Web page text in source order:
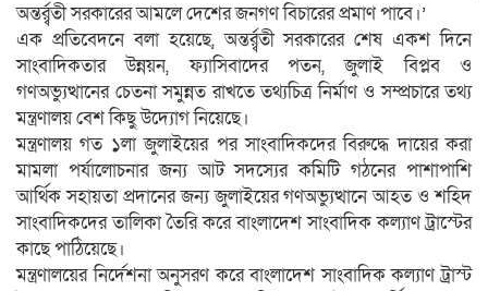
অন্তর্র্বতী সরকারের আমলে দেশের জনগণ বিচারের প্রমাণ পাবে।’
এক প্রতিবেদনে বলা হয়েছে, অন্তর্র্বতী সরকারের শেষ একশ দিনে
সাংবাদিকতার উন্নয়ন, ফ্যাসিবাদের পতন, জুলাই বিপ্লব ও
গণঅভ্যুত্থানের চেতনা সমুন্নত রাখতে তথ্যচিত্র নির্মাণ ও সম্প্রচারে তথ্য
মন্ত্রণালয় বেশ কিছু উদ্যোগ নিয়েছে।
মন্ত্রণালয় গত ১লা জুলাইয়ের পর সাংবাদিকদের বিরুদ্ধে দায়ের করা
মামলা পর্যালোচনার জন্য আট সদস্যের কমিটি গঠনের পাশাপাশি
আর্থিক সহায়তা প্রদানের জন্য জুলাইয়ের গণঅভ্যুত্থানে আহত ও শহিদ
সাংবাদিকদের তালিকা তৈরি করে বাংলাদেশ সাংবাদিক কল্যাণ ট্রাস্টের
কাছে পাঠিয়েছে।
মন্ত্রণালয়ের নির্দেশনা অনুসরণ করে বাংলাদেশ সাংবাদিক কল্যাণ ট্রাস্ট